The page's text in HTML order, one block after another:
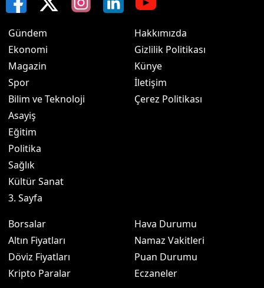
Gündem
Ekonomi
Magazin
Spor
Bilim ve Teknoloji
Asayiş
Eğitim
Politika
Sağlık
Kültür Sanat
3. Sayfa
Hakkımızda
Gizlilik Politikası
Künye
İletişim
Çerez Politikası
Borsalar
Altın Fiyatları
Döviz Fiyatları
Kripto Paralar
Hava Durumu
Namaz Vakitleri
Puan Durumu
Eczaneler